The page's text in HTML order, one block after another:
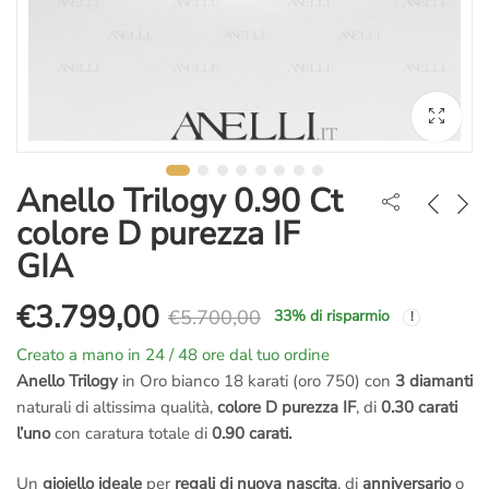
Anello Trilogy 0.90 Ct
colore D purezza IF
GIA
€5.700,00
Il
prezzo
originale
€3.799,00
Il
prezzo
attuale
33% di risparmio
Creato a mano in 24 / 48 ore dal tuo ordine
Anello Trilogyin Oro bianco 18 karati (oro 750) con 3 diamanti
naturali di altissima qualità, colore D purezza IF, di 0.30 carati
l’unocon caratura totale di 0.90 carati.
Un gioiello ideale per regali di nuova nascita, di anniversarioo